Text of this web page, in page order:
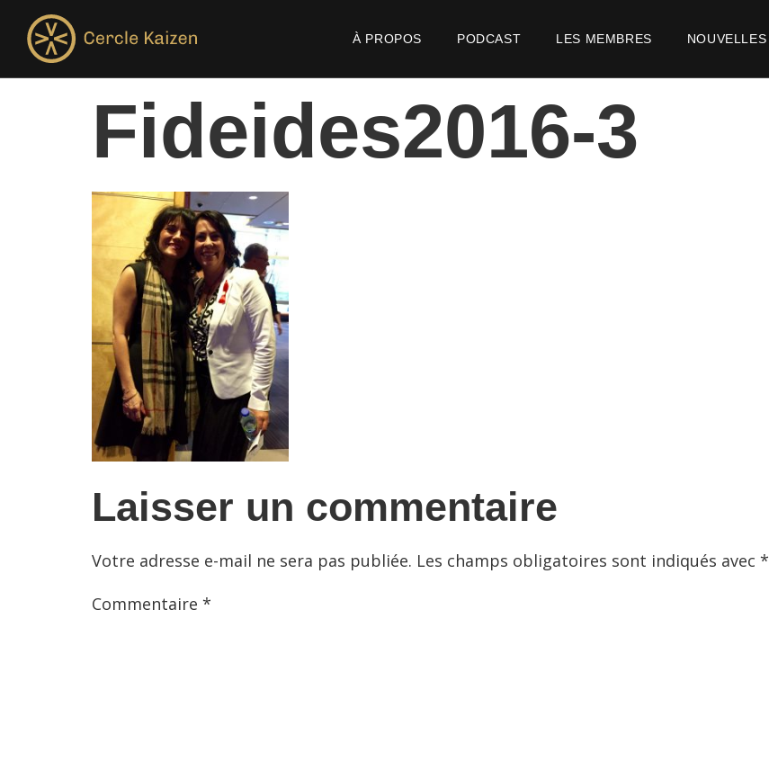
À PROPOS PODCAST LES MEMBRES NOUVELLES
Fideides2016-3
Laisser un commentaire
Votre adresse e-mail ne sera pas publiée. Les champs obligatoires sont indiqués avec *
Commentaire *